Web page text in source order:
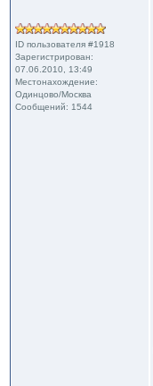
ID пользователя #1918
Зарегистрирован:
07.06.2010, 13:49
Местонахождение:
Одинцово/Москва
Сообщений: 1544